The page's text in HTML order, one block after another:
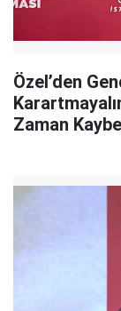
Özel’den
Zaman